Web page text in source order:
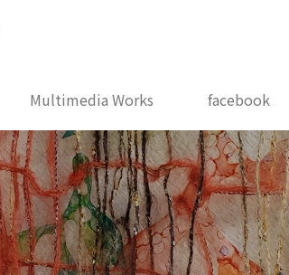
Multimedia Works facebook